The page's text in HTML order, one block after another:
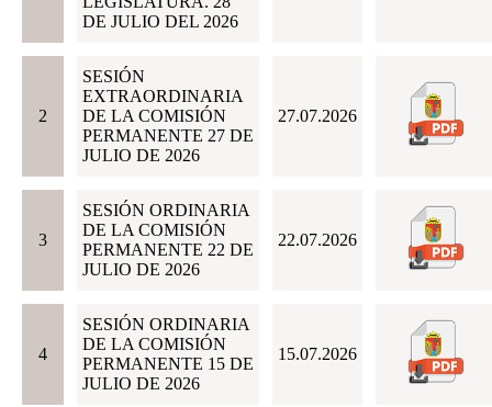
DE JULIO DEL 2026
2
SESIÓN
EXTRAORDINARIA
DE LA COMISIÓN
PERMANENTE 27 DE
JULIO DE 2026
27.07.2026
3
SESIÓN ORDINARIA
DE LA COMISIÓN
PERMANENTE 22 DE
JULIO DE 2026
22.07.2026
4
SESIÓN ORDINARIA
DE LA COMISIÓN
PERMANENTE 15 DE
JULIO DE 2026
15.07.2026